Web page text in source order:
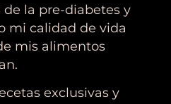
la pre-diabetes y
mi calidad de vida
mis alimentos
exclusivas y